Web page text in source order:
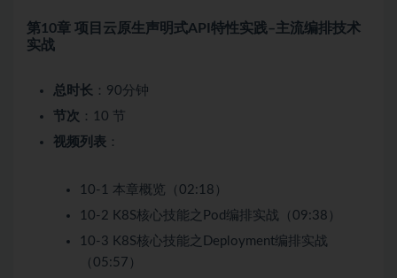
第10章 项目云原生声明式API特性实践–主流编排技术
实战
总时长 ：90分钟
节次 ：10 节
视频列表 ：
10-1 本章概览（02:18）
10-2 K8S核心技能之Pod编排实战（09:38）
10-3 K8S核心技能之Deployment编排实战
（05:57）